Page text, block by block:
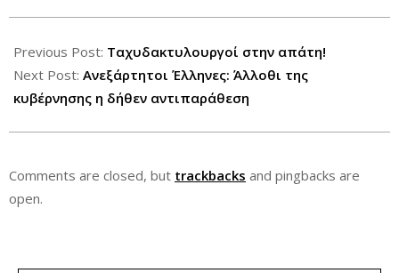
10-
23
Previous Post: Ταχυδακτυλουργοί στην απάτη!
Next Post: Ανεξάρτητοι Έλληνες: Άλλοθι της
κυβέρνησης η δήθεν αντιπαράθεση
Comments are closed, but trackbacks and pingbacks are
open.